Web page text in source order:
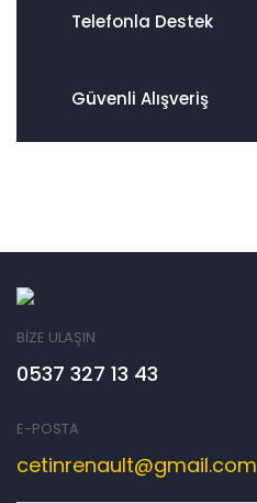
Telefonla Destek
Güvenli Alışveriş
BİZE ULAŞIN
0537 327 13 43
E-POSTA
cetinrenault@gmail.com